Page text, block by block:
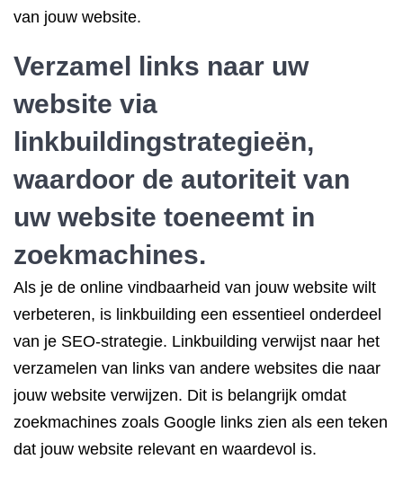
van jouw website.
Verzamel links naar uw
website via
linkbuildingstrategieën,
waardoor de autoriteit van
uw website toeneemt in
zoekmachines.
Als je de online vindbaarheid van jouw website wilt
verbeteren, is linkbuilding een essentieel onderdeel
van je SEO-strategie. Linkbuilding verwijst naar het
verzamelen van links van andere websites die naar
jouw website verwijzen. Dit is belangrijk omdat
zoekmachines zoals Google links zien als een teken
dat jouw website relevant en waardevol is.